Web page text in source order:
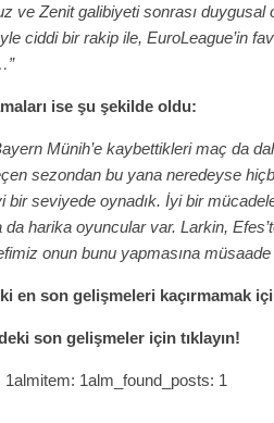
ve Zenit galibiyeti sonrası
ciddi bir rakip ile, EuroLeague’in
ise şu şekilde oldu:
Münih’e kaybettikleri maç da
sezondan bu yana neredeyse
bir seviyede oynadık. İyi bir
harika oyuncular var. Larkin,
onun bunu yapmasına
en son gelişmeleri kaçırmamak
son gelişmeler için tıklayın!
1alm_found_posts: 1